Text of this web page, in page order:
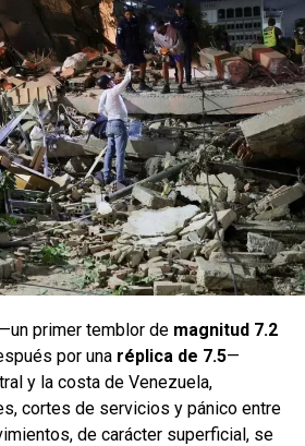
—un primer temblor de magnitud 7.2
por una réplica de 7.5—
y la costa de Venezuela,
cortes de servicios y pánico entre
de carácter superficial, se